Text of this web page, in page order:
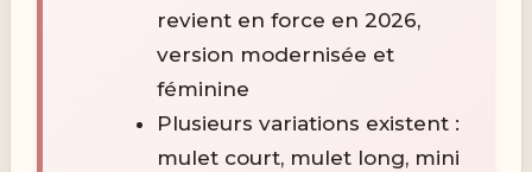
revient en force en 2026,
version modernisée et
féminine
Plusieurs variations existent :
mulet court, mulet long, mini